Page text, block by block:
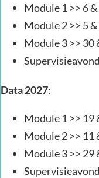
Module 1 >> 6
Module 2 >> 5
Module 3 >> 30
Data2027:
Module 1 >> 19
Module 2 >> 11
Module 3 >> 29